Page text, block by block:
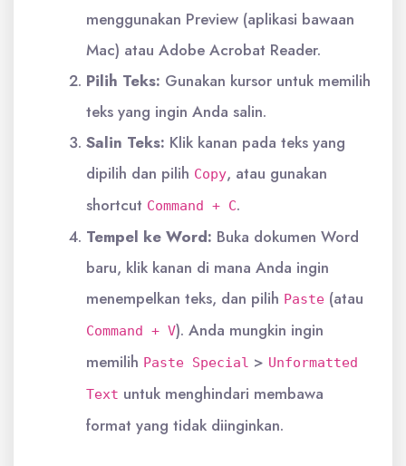
menggunakan Preview (aplikasi bawaan
Mac) atau Adobe Acrobat Reader.
Pilih Teks: Gunakan kursor untuk memilih
teks yang ingin Anda salin.
Salin Teks: Klik kanan pada teks yang
dipilih dan pilih Copy, atau gunakan
shortcut Command + C.
Tempel ke Word: Buka dokumen Word
baru, klik kanan di mana Anda ingin
menempelkan teks, dan pilih Paste (atau
Command + V). Anda mungkin ingin
memilih Paste Special > Unformatted
Text untuk menghindari membawa
format yang tidak diinginkan.